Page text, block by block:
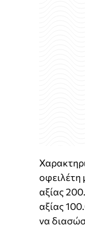
οφειλέτη
αξίας
αξίας
να